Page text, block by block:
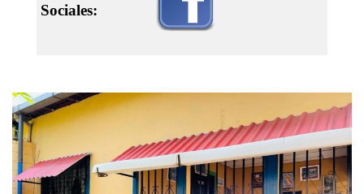
Sociales: